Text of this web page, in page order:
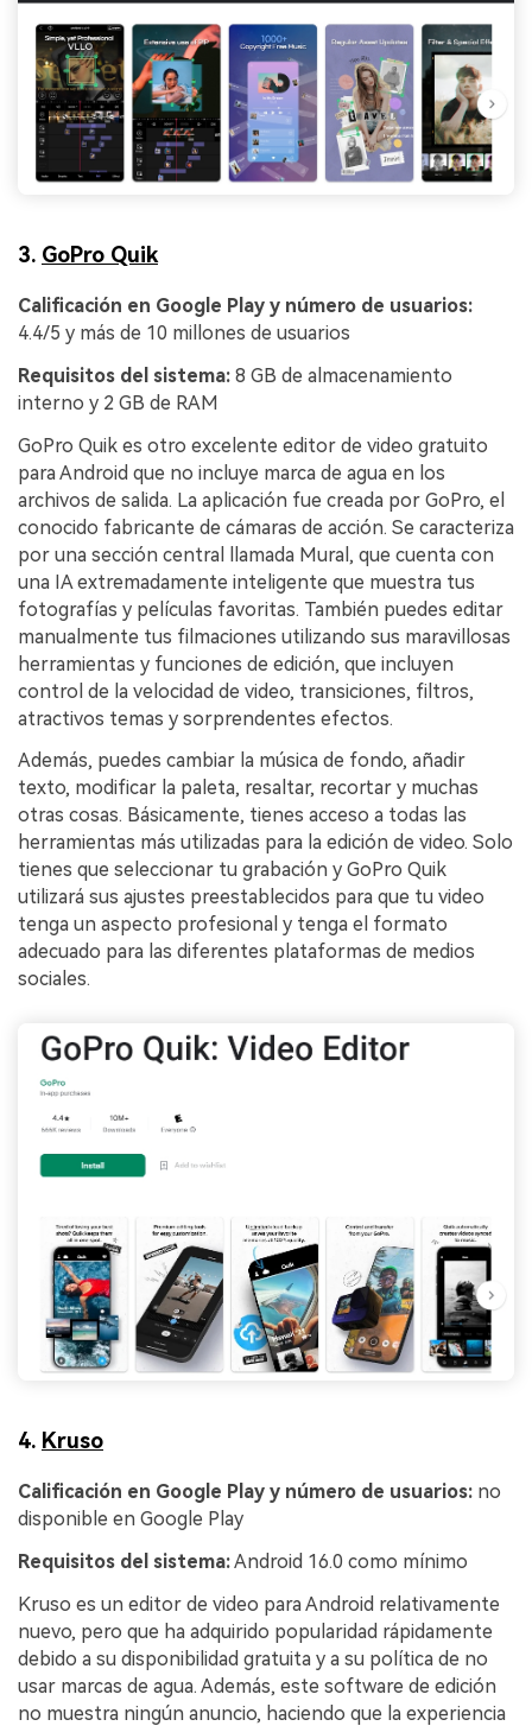
3. GoPro Quik
Calificación en Google Play y número de usuarios:
4.4/5 y más de 10 millones de usuarios
Requisitos del sistema: 8 GB de almacenamiento
interno y 2 GB de RAM
GoPro Quik es otro excelente editor de video gratuito
para Android que no incluye marca de agua en los
archivos de salida. La aplicación fue creada por GoPro, el
conocido fabricante de cámaras de acción. Se caracteriza
por una sección central llamada Mural, que cuenta con
una IA extremadamente inteligente que muestra tus
fotografías y películas favoritas. También puedes editar
manualmente tus filmaciones utilizando sus maravillosas
herramientas y funciones de edición, que incluyen
control de la velocidad de video, transiciones, filtros,
atractivos temas y sorprendentes efectos.
Además, puedes cambiar la música de fondo, añadir
texto, modificar la paleta, resaltar, recortar y muchas
otras cosas. Básicamente, tienes acceso a todas las
herramientas más utilizadas para la edición de video. Solo
tienes que seleccionar tu grabación y GoPro Quik
utilizará sus ajustes preestablecidos para que tu video
tenga un aspecto profesional y tenga el formato
adecuado para las diferentes plataformas de medios
sociales.
4. Kruso
Calificación en Google Play y número de usuarios: no
disponible en Google Play
Requisitos del sistema:Android 16.0 como mínimo
Kruso es un editor de video para Android relativamente
nuevo, pero que ha adquirido popularidad rápidamente
debido a su disponibilidad gratuita y a su política de no
usar marcas de agua. Además, este software de edición
no muestra ningún anuncio, haciendo que la experiencia